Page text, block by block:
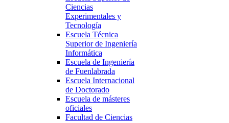
Ciencias
Experimentales y
Tecnología
Escuela Técnica
Superior de Ingeniería
Informática
Escuela de Ingeniería
de Fuenlabrada
Escuela Internacional
de Doctorado
Escuela de másteres
oficiales
Facultad de Ciencias